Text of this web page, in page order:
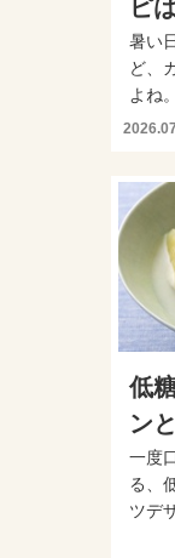
ピ
暑い
ど、
よね
エッ
低
ン
一度
る、
ツデ